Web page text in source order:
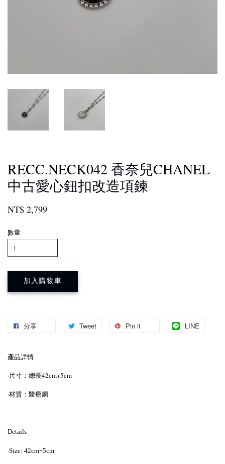
RECC.NECK042 香奈兒CHANEL
中古愛心鈕扣改造項鍊
NT$ 2,799
數量
加入購物車
分享 Tweet Pin it LINE
產品詳情
·尺寸：總長42cm+5cm
·材質：醫療鋼
Details
·Size: 42cm+5cm